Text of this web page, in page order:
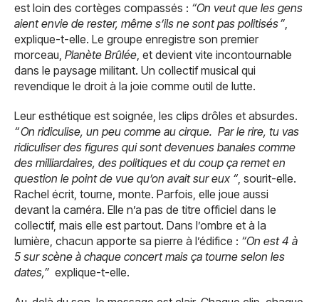
est loin des cortèges compassés : “On veut que les gens
aient envie de rester, même s’ils ne sont pas politisés ”,
explique-t-elle. Le groupe enregistre son premier
morceau, Planète Brûlée, et devient vite incontournable
dans le paysage militant. Un collectif musical qui
revendique le droit à la joie comme outil de lutte.
Leur esthétique est soignée, les clips drôles et absurdes.
“ On ridiculise, un peu comme au cirque. Par le rire, tu vas
ridiculiser des figures qui sont devenues banales comme
des milliardaires, des politiques et du coup ça remet en
question le point de vue qu’on avait sur eux “, sourit-elle.
Rachel écrit, tourne, monte. Parfois, elle joue aussi
devant la caméra. Elle n’a pas de titre officiel dans le
collectif, mais elle est partout. Dans l’ombre et à la
lumière, chacun apporte sa pierre à l’édifice : “On est 4 à
5 sur scène à chaque concert mais ça tourne selon les
dates,” explique-t-elle.